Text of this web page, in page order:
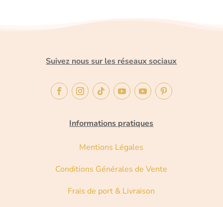
Suivez nous sur les réseaux sociaux
Informations pratiques
Mentions Légales
Conditions Générales de Vente
Frais de port & Livraison